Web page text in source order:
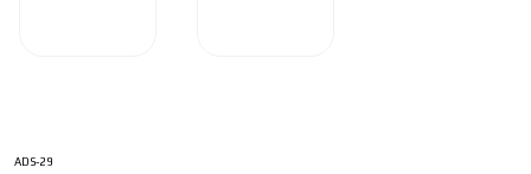
ADS-29